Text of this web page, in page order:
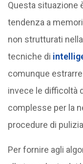
Questa situazione
tendenza a
non strutturati
tecniche di
comunque
invece le difficoltà
complesse per la
procedure di
Per fornire agli